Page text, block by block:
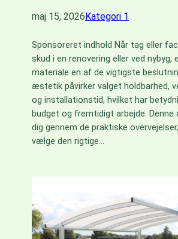
maj 15, 2026Kategori 1
Sponsoreret indhold Når tag eller
skud i en renovering eller ved nybyg,
materiale en af de vigtigste
æstetik påvirker valget holdbarhed,
og installationstid, hvilket har
budget og fremtidigt arbejde. Denne
dig gennem de praktiske
vælge den rigtige…